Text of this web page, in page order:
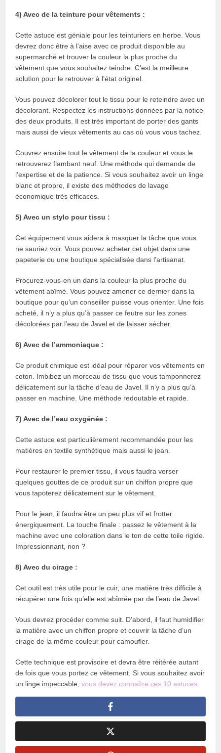
4) Avec de la teinture pour vêtements :
Cette astuce est géniale pour les teinturiers en herbe. Vous
devrez donc être à l’aise avec ce produit disponible au
supermarché et trouver la couleur la plus proche du
vêtement que vous souhaitez teindre. C’est la meilleure
solution pour le retrouver à l’état originel.
Vous pouvez décolorer tout le tissu pour le reteindre avec un
décolorant. Respectez les instructions données par la notice
des deux produits. Il est très important de porter des gants
mais aussi de vieux vêtements au cas où vous vous tachez.
Couvrez ensuite tout le vêtement de la couleur et vous le
retrouverez flambant neuf. Une méthode qui demande de
l’expertise et de la patience. Si vous souhaitez avoir un linge
blanc et propre, il existe des méthodes de lavage
économique très efficaces.
5) Avec un stylo pour tissu :
Cet équipement vous aidera à masquer la tâche que vous
ne sauriez voir. Vous pouvez acheter cet objet dans une
papeterie ou une boutique spécialisée dans l’artisanat.
Procurez-vous-en un dans la couleur la plus proche du
vêtement abîmé. Vous pouvez amener ce dernier dans la
boutique pour qu’un conseiller puisse vous orienter. Une fois
acheté, il n’y a plus qu’à passer ce feutre sur les zones
décolorées par l’eau de Javel et de laisser sécher.
6) Avec de l’ammoniaque :
Ce produit chimique est idéal pour réparer vos vêtements en
coton. Imbibez un morceau de tissu que vous tamponnerez
délicatement sur la tâche d’eau de Javel. Il n’y a plus qu’à
passer en machine. Une méthode redoutable et rapide.
7) Avec de l’eau oxygénée :
Cette astuce est particulièrement recommandée pour les
matières en textile synthétique mais aussi le jean.
Pour restaurer le premier tissu, il vous faudra verser
quelques gouttes de ce produit sur un chiffon propre que
vous tapoterez délicatement sur le vêtement.
Pour le jean, il faudra être un peu plus vif et frotter
énergiquement. La touche finale : passez le vêtement à la
machine avec une coloration dans le ton de cette toile rigide.
Impressionnant, non ?
8) Avec du cirage :
Cet outil est très utile pour le cuir, une matière très difficile à
récupérer une fois qu’elle est abîmée par de l’eau de Javel.
Vous devrez procéder comme suit. D’abord, il faut humidifier
la matière avec un chiffon propre et couvrir la tâche d’un
cirage de la même couleur pour camoufler.
Cette technique est provisoire et devra être réitérée autant
de fois que vous portez ce vêtement. Si vous souhaitez avoir
un linge impeccable,vous devez connaître ces 10 astuces.